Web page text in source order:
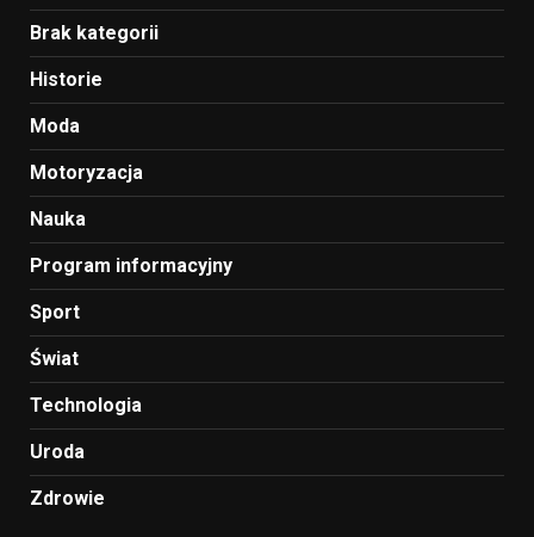
Brak kategorii
Historie
Moda
Motoryzacja
Nauka
Program informacyjny
Sport
Świat
Technologia
Uroda
Zdrowie